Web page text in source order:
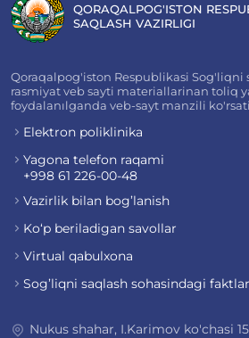
QORAQALPOG'ISTON
SAQLASH VAZIRLIGI
Qoraqalpog'iston Respublikasi Sog'liqni
rasmiyat veb sayti materiallarinan toliq
foydalanılganda veb-sayt manzili
Elektron poliklinika
Yagona telefon raqami
+998 61 226-00-48
Vazirlik bilan bog’lanish
Ko‘p beriladigan savollar
Virtual qabulxona
Sog’liqni saqlash sohasindagi
Nukus shahar, I.Karimov ko'chasi